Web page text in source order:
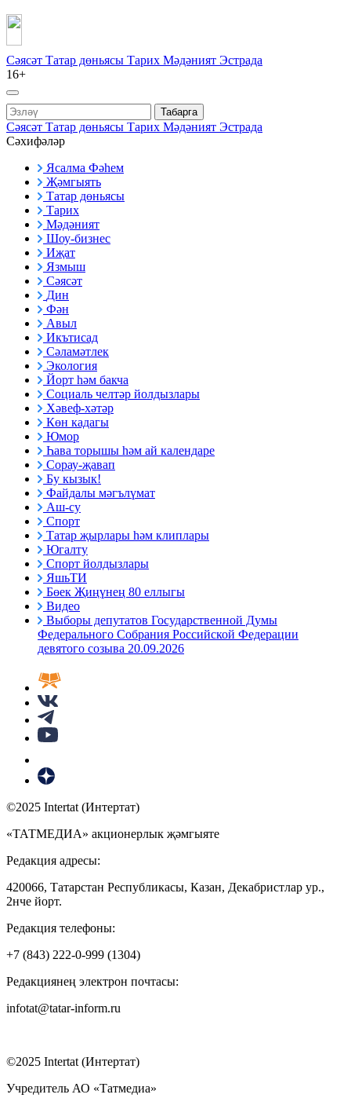
Сәясәт Татар дөньясы Тарих Мәдәният Эстрада
16+
Табарга
Сәясәт Татар дөньясы Тарих Мәдәният Эстрада
Сәхифәләр
Ясалма Фәһем
Җәмгыять
Татар дөньясы
Тарих
Мәдәният
Шоу-бизнес
Иҗат
Язмыш
Сәясәт
Дин
Фән
Авыл
Икътисад
Сәламәтлек
Экология
Йорт һәм бакча
Социаль челтәр йолдызлары
Хәвеф-хәтәр
Көн кадагы
Юмор
Һава торышы һәм ай календаре
Сорау-җавап
Бу кызык!
Файдалы мәгълүмат
Аш-су
Спорт
Татар җырлары һәм клиплары
Югалту
Спорт йолдызлары
ЯшьТИ
Бөек Җиңүнең 80 еллыгы
Видео
Выборы депутатов Государственной Думы
Федерального Собрания Российской Федерации
девятого созыва 20.09.2026
©2025 Intertat (Интертат)
«ТАТМЕДИА» акционерлык җәмгыяте
Редакция адресы:
420066, Татарстан Республикасы, Казан, Декабристлар ур.,
2нче йорт.
Редакция телефоны:
+7 (843) 222-0-999 (1304)
Редакциянең электрон почтасы:
infotat@tatar-inform.ru
©2025 Intertat (Интертат)
Учредитель АО «Татмедиа»